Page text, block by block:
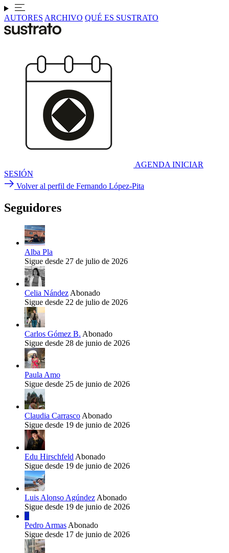
AUTORES ARCHIVO QUÉ ES SUSTRATO
AGENDA INICIAR
SESIÓN
Volver al perfil de Fernando López-Pita
Seguidores
Alba Pla
Sigue desde 27 de julio de 2026
Celia Nández Abonado
Sigue desde 22 de julio de 2026
Carlos Gómez B. Abonado
Sigue desde 28 de junio de 2026
Paula Amo
Sigue desde 25 de junio de 2026
Claudia Carrasco Abonado
Sigue desde 19 de junio de 2026
Edu Hirschfeld Abonado
Sigue desde 19 de junio de 2026
Luis Alonso Agúndez Abonado
Sigue desde 19 de junio de 2026
P
Pedro Armas Abonado
Sigue desde 17 de junio de 2026